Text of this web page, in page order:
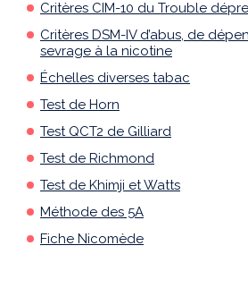
Critères CIM-10 du Trouble
Critères DSM-IV d’abus, de
sevrage à la nicotine
Échelles diverses tabac
Test de Horn
Test QCT2 de Gilliard
Test de Richmond
Test de Khimji et Watts
Méthode des 5A
Fiche Nicomède